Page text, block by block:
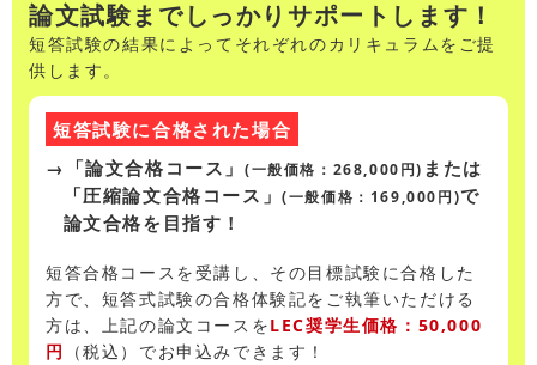
論文試験までしっかりサポートします！
短答試験の結果によってそれぞれのカリキュラムをご提
供します。
短答試験に合格された場合
→「論文合格コース」
(一般価格：268,000円) または
「圧縮論文合格コース」(一般価格：169,000円)で
論文合格を目指す！
短答合格コースを受講し、その目標試験に合格した
方で、短答式試験の合格体験記をご執筆いただける
方は、上記の論文コースをLEC奨学生価格：50,000
円
（税込）でお申込みできます！